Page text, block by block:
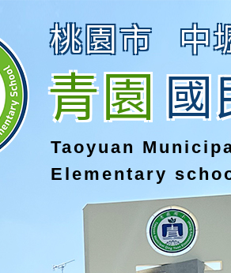
桃園市 中
青園國
Taoyuan
Elementary